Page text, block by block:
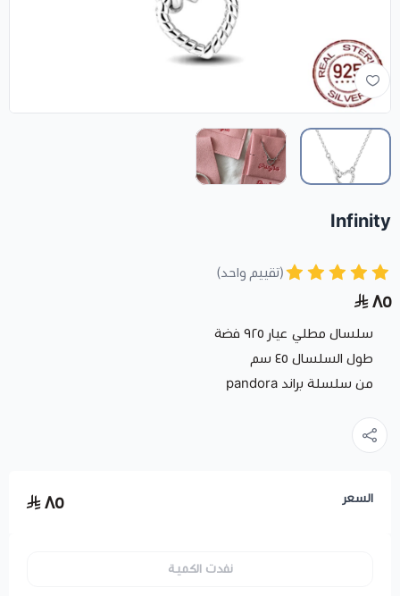
Infinity
(تقييم واحد)
٨٥
سلسال مطلي عيار ٩٢٥ فضة
طول السلسال ٤٥ سم
من سلسلة براند pandora
السعر ٨٥
نفدت الكمية